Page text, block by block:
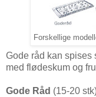
Forskellige
Gode råd kan spises
med flødeskum og
Gode Råd (15-20